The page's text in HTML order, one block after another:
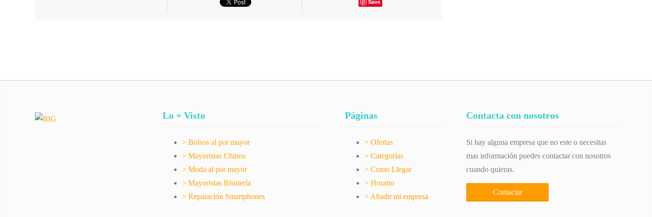
Save
Lo + Visto
> Bolsos al por mayor
> Mayoristas Chinos
> Moda al por mayor
> Mayoristas Bisutería
> Reparación Smartphones
Páginas
> Ofertas
> Categorías
> Como Llegar
> Horario
> Añadir mi empresa
Contacta con nosotros
Si hay alguna empresa que no este o necesitas
mas información puedes contactar con nosotros
cuando quieras.
Contactar